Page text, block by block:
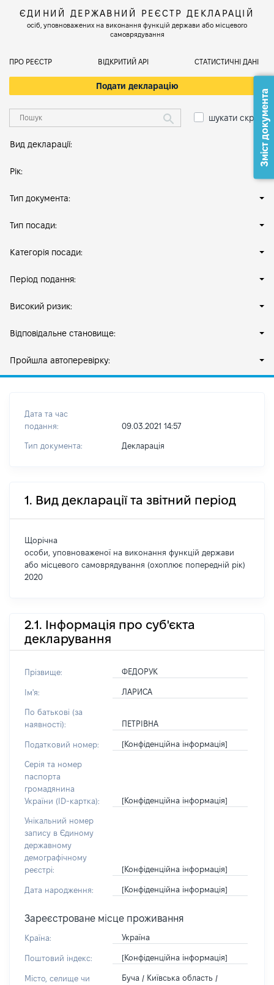
ЄДИНИЙ ДЕРЖАВНИЙ РЕЄСТР ДЕКЛАРАЦІЙ
осіб, уповноважених на виконання функцій держави або місцевого
самоврядування
ПРО РЕЄСТР ВІДКРИТИЙ АРІ СТАТИСТИЧНІ ДАНІ
Подати декларацію
шукати скрізь
Вид декларації:
Рік:
Тип документа:
Тип посади:
Категорія посади:
Період подання:
Високий ризик:
Відповідальне становище:
Пройшла автоперевірку:
Дата та час
подання:
09.03.2021 14:57
Тип документа: Декларація
1. Вид декларації та звітний період
Щорічна
особи, уповноваженої на виконання функцій держави
або місцевого самоврядування (охоплює попередній рік)
2020
2.1. Інформація про суб'єкта
декларування
Прізвище: ФЕДОРУК
Ім'я: ЛАРИСА
По батькові (за
наявності):
ПЕТРІВНА
Податковий номер: [Конфіденційна інформація]
Серія та номер
паспорта
громадянина
України (ID-картка):
[Конфіденційна інформація]
Унікальний номер
запису в Єдиному
державному
демографічному
реєстрі:
[Конфіденційна інформація]
Дата народження: [Конфіденційна інформація]
Зареєстроване місце проживання
Країна: Україна
Поштовий індекс: [Конфіденційна інформація]
Місто, селище чи
Буча / Київська область /
Зміст документа